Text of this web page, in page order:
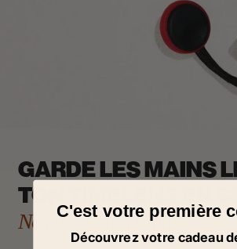
GARDE LES MAINS
TON TIMELENS EN
Nos accroches rapides
C'est votre première
Découvrez votre cadeau